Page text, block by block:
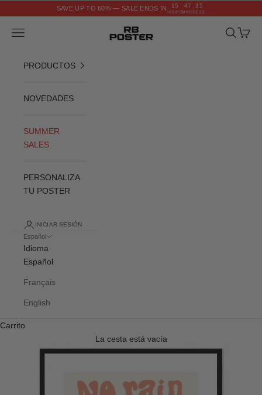
SAVE UP TO 60% — SALE ENDS IN 15
HOURS
: 47
MINS
: 34
SECS
RB POSTER
Menú Buscar
Cesta
PRODUCTOS
NOVEDADES
SUMMER
SALES
PERSONALIZA
TU POSTER
INICIAR SESIÓN
Español
Idioma
Español
Français
English
Carrito
La cesta está vacía